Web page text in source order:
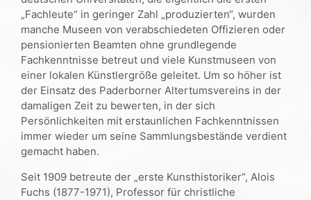
„Fachleute“ in geringer Zahl „produzierten“, wurden
manche Museen von verabschiedeten Offizieren oder
pensionierten Beamten ohne grundlegende
Fachkenntnisse betreut und viele Kunstmuseen von
einer lokalen Künstlergröße geleitet. Um so höher ist
der Einsatz des Paderborner Altertumsvereins in der
damaligen Zeit zu bewerten, in der sich
Persönlichkeiten mit erstaunlichen Fachkenntnissen
immer wieder um seine Sammlungsbestände verdient
gemacht haben.
Seit 1909 betreute der „erste Kunsthistoriker“, Alois
Fuchs (1877-1971), Professor für christliche